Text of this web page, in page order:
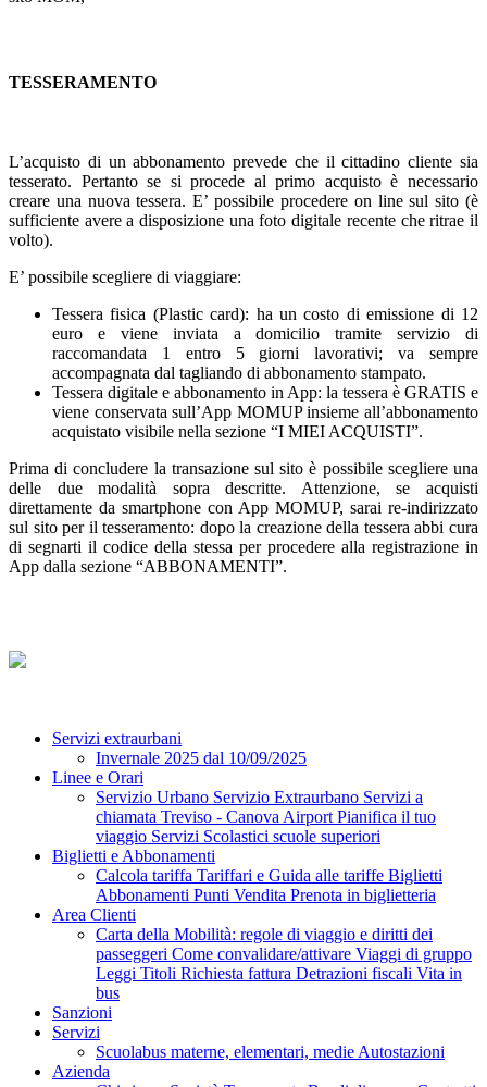
TESSERAMENTO
L’acquisto di un abbonamento prevede che il cittadino cliente sia
tesserato. Pertanto se si procede al primo acquisto è necessario
creare una nuova tessera. E’ possibile procedere on line sul sito (è
sufficiente avere a disposizione una foto digitale recente che ritrae il
volto).
E’ possibile scegliere di viaggiare:
Tessera fisica (Plastic card): ha un costo di emissione di 12
euro e viene inviata a domicilio tramite servizio di
raccomandata 1 entro 5 giorni lavorativi; va sempre
accompagnata dal tagliando di abbonamento stampato.
Tessera digitale e abbonamento in App: la tessera è GRATIS e
viene conservata sull’App MOMUP insieme all’abbonamento
acquistato visibile nella sezione “I MIEI ACQUISTI”.
Prima di concludere la transazione sul sito è possibile scegliere una
delle due modalità sopra descritte. Attenzione, se acquisti
direttamente da smartphone con App MOMUP, sarai re-indirizzato
sul sito per il tesseramento: dopo la creazione della tessera abbi cura
di segnarti il codice della stessa per procedere alla registrazione in
App dalla sezione “ABBONAMENTI”.
Servizi extraurbani
Invernale 2025 dal 10/09/2025
Linee e Orari
Servizio Urbano Servizio Extraurbano Servizi a
chiamata Treviso - Canova Airport Pianifica il tuo
viaggio Servizi Scolastici scuole superiori
Biglietti e Abbonamenti
Calcola tariffa Tariffari e Guida alle tariffe Biglietti
Abbonamenti Punti Vendita Prenota in biglietteria
Area Clienti
Carta della Mobilità: regole di viaggio e diritti dei
passeggeri Come convalidare/attivare Viaggi di gruppo
Leggi Titoli Richiesta fattura Detrazioni fiscali Vita in
bus
Sanzioni
Servizi
Scuolabus materne, elementari, medie Autostazioni
Azienda